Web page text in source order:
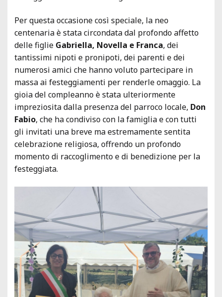
Per questa occasione così speciale, la neo
centenaria è stata circondata dal profondo affetto
delle figlie Gabriella, Novella e Franca, dei
tantissimi nipoti e pronipoti, dei parenti e dei
numerosi amici che hanno voluto partecipare in
massa ai festeggiamenti per renderle omaggio. La
gioia del compleanno è stata ulteriormente
impreziosita dalla presenza del parroco locale, Don
Fabio, che ha condiviso con la famiglia e con tutti
gli invitati una breve ma estremamente sentita
celebrazione religiosa, offrendo un profondo
momento di raccoglimento e di benedizione per la
festeggiata.